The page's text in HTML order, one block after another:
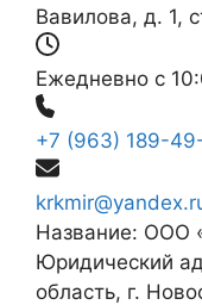
Вавилова, д. 1,
Ежедневно с
+7 (963) 189-
Название: ООО
Юридический
область, г.